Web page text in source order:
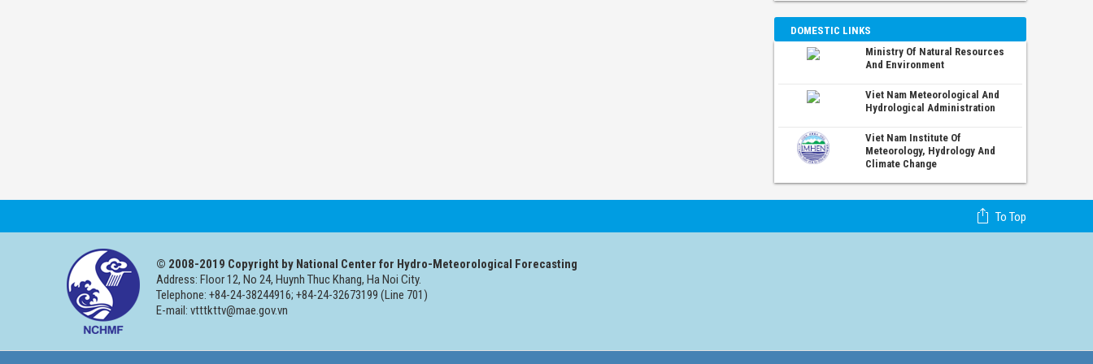
DOMESTIC LINKS
Ministry Of Natural Resources
And Environment
Viet Nam Meteorological And
Hydrological Administration
Viet Nam Institute Of
Meteorology, Hydrology And
Climate Change
To Top
© 2008-2019 Copyright by National Center for Hydro-Meteorological Forecasting
Address: Floor 12, No 24, Huynh Thuc Khang, Ha Noi City.
Telephone: +84-24-38244916; +84-24-32673199 (Line 701)
E-mail: vtttkttv@mae.gov.vn